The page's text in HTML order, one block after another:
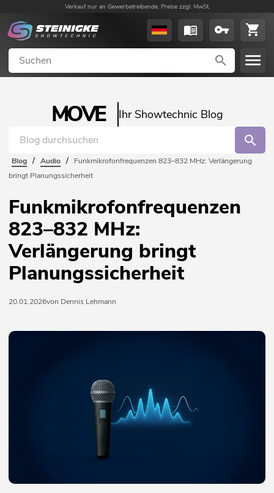
Verkauf nur an Gewerbetreibende. Preise zzgl. MwSt.
MOVE Ihr Showtechnic Blog
Blog / Audio /
Funkmikrofonfrequenzen 823–832 MHz: Verlängerung
bringt Planungssicherheit
Funkmikrofonfrequenzen
823–832 MHz:
Verlängerung bringt
Planungssicherheit
20.01.2026von Dennis Lehmann